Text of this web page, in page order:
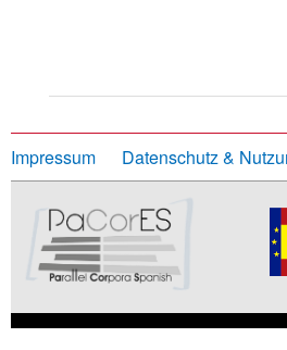
Impressum
Datenschutz &